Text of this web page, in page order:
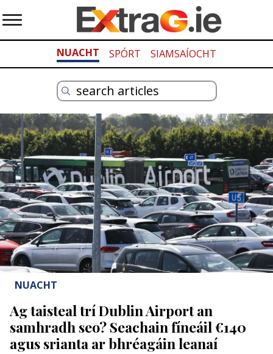
NUACHT SPÓRT SIAMSAÍOCHT
NUACHT
Ag taisteal trí Dublin Airport an
samhradh seo? Seachain fíneáil €140
agus srianta ar bhréagáin leanaí